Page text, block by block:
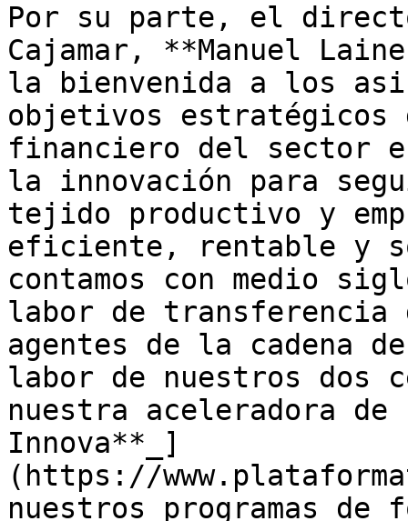
Por su parte, el
Cajamar, **Manuel
la bienvenida a los
objetivos estratégicos
financiero del sector
la innovación para
tejido productivo y
eficiente, rentable y
contamos con medio
labor de transferencia
agentes de la cadena
labor de nuestros dos
nuestra aceleradora
Innova**_]
(https://
nuestros programas de